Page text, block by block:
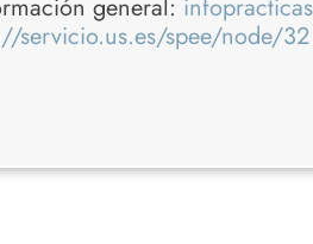
general:
servicio.us.es/spee/node/32